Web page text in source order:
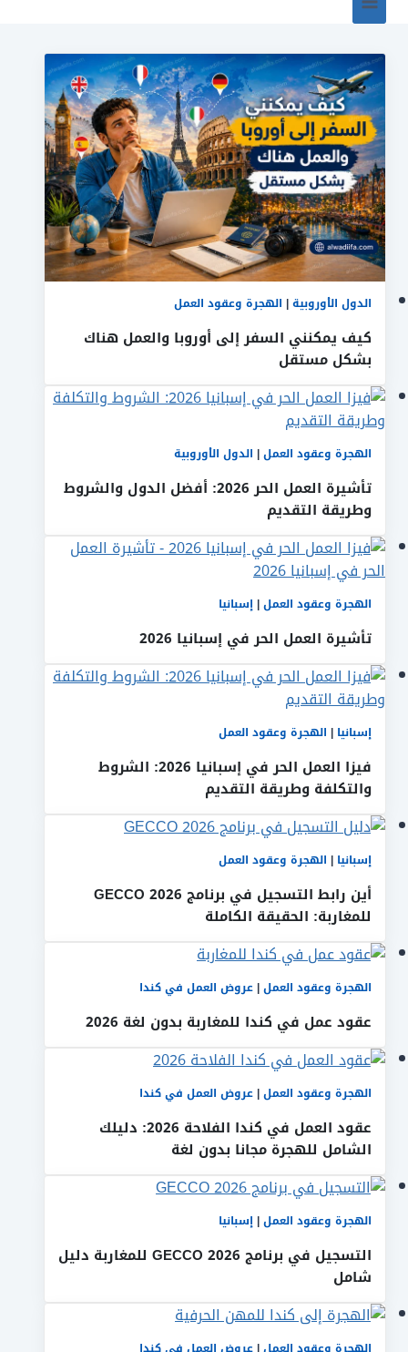
الدول الأوروبية| الهجرة وعقود العمل
كيف يمكنني السفر إلى أوروبا والعمل هناك
بشكل مستقل
الهجرة وعقود العمل| الدول الأوروبية
تأشيرة العمل الحر 2026: أفضل الدول والشروط
وطريقة التقديم
الهجرة وعقود العمل| إسبانيا
تأشيرة العمل الحر في إسبانيا 2026
إسبانيا | الهجرة وعقود العمل
فيزا العمل الحر في إسبانيا 2026: الشروط
والتكلفة وطريقة التقديم
إسبانيا | الهجرة وعقود العمل
أين رابط التسجيل في برنامج GECCO 2026
للمغاربة: الحقيقة الكاملة
الهجرة وعقود العمل| عروض العمل في كندا
عقود عمل في كندا للمغاربة بدون لغة 2026
الهجرة وعقود العمل| عروض العمل في كندا
عقود العمل في كندا الفلاحة 2026: دليلك
الشامل للهجرة مجانا بدون لغة
الهجرة وعقود العمل| إسبانيا
التسجيل في برنامج GECCO 2026 للمغاربة دليل
شامل
الهجرة وعقود العمل| عروض العمل في كندا